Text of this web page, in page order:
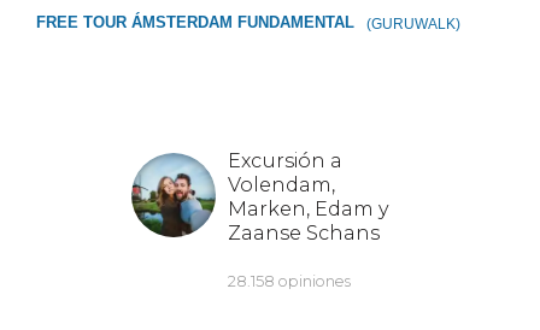
FREE TOUR ÁMSTERDAM FUNDAMENTAL (GURUWALK)